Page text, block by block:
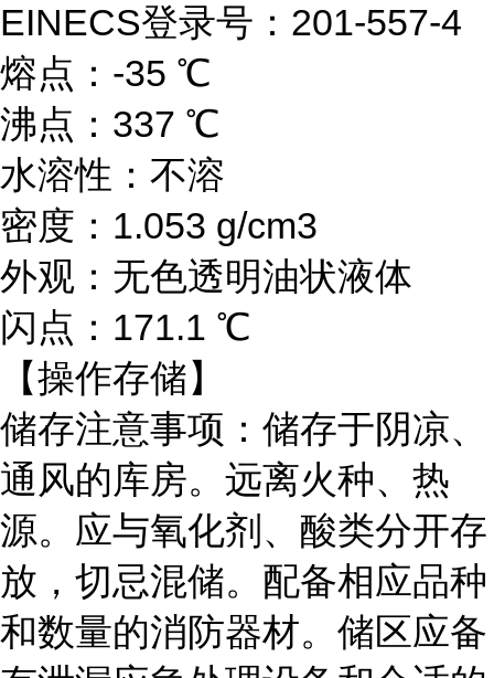
EINECS登录号：201-557-4
熔点： -35 ℃
沸点： 337 ℃
水溶性：不溶
密度： 1.053 g/cm3
外观：无色透明油状液体
闪点： 171.1 ℃
【操作存储】
储存注意事项：储存于阴凉、
通风的库房。远离火种、热
源。应与氧化剂、酸类分开存
放，切忌混储。配备相应品种
和数量的消防器材。储区应备